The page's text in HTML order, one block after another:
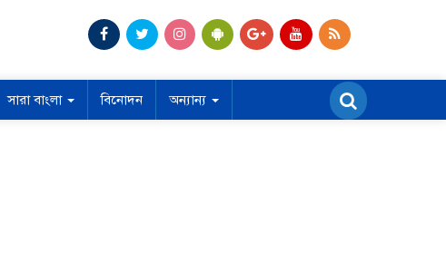
সারা বাংলা বিনোদন অন্যান্য